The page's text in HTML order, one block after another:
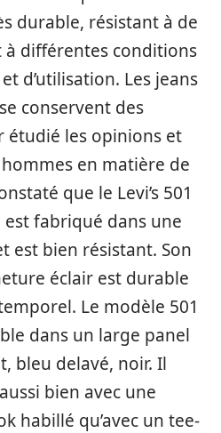
durable, résistant à de
à différentes conditions
d’utilisation. Les jeans
conservent des
étudié les opinions et
en matière de
que le Levi’s 501
est fabriqué dans une
est bien résistant. Son
éclair est durable
Le modèle 501
dans un large panel
bleu delavé, noir. Il
bien avec une
habillé qu’avec un tee-